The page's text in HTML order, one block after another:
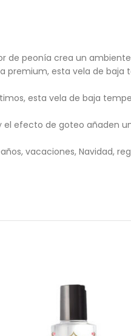
de peonía crea un
premium, esta vela de
esta vela de baja
efecto de goteo añaden
vacaciones, Navidad,